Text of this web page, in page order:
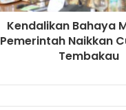
Kendalikan Bahaya
Pemerintah Naikkan
Tembakau